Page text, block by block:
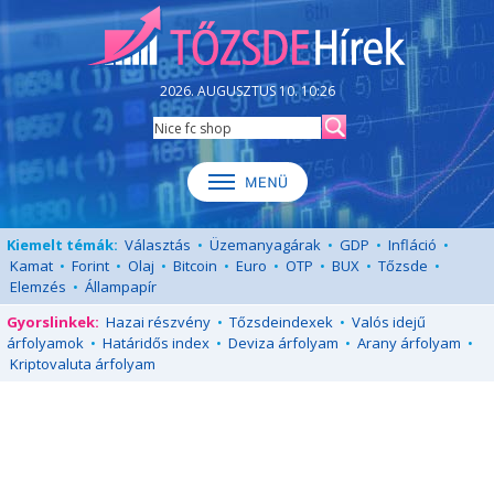
2026. AUGUSZTUS 10. 10:26
Kiemelt témák: Választás • Üzemanyagárak • GDP • Infláció •
Kamat • Forint • Olaj • Bitcoin • Euro • OTP • BUX • Tőzsde •
Elemzés • Állampapír
Gyorslinkek: Hazai részvény • Tőzsdeindexek • Valós idejű
árfolyamok • Határidős index • Deviza árfolyam • Arany árfolyam •
Kriptovaluta árfolyam